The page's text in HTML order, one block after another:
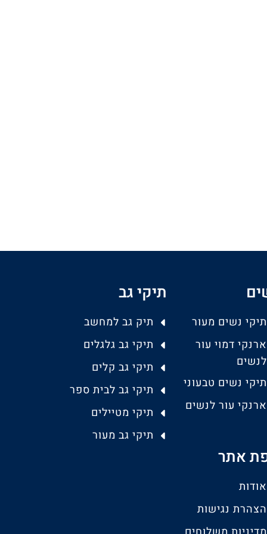
תיקי נשים מעור
ארנקי דמוי עור
לנשים
תיקי נשים טבעוני
ארנקי עור לנשים
תיקי גב
תיק גב למחשב
תיקי גב גלגלים
תיקי גב קלים
תיקי גב לבית ספר
תיקי מטיילים
תיקי גב מעור
אתר
אודות
הצהרת נגישות